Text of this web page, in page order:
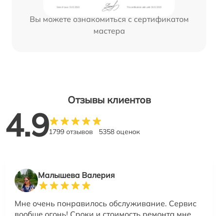
Вы можете ознакомиться с сертификатом
мастера
Отзывы клиентов
4.91799 отзывов 5358 оценок
Малышева Валерия
Мне очень понравилось обслуживание. Сервис